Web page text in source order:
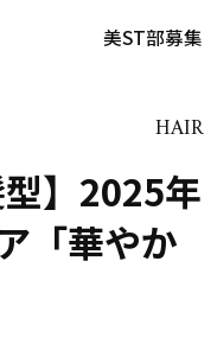
美ST部募集
HAIR
型】2025年
「華やか